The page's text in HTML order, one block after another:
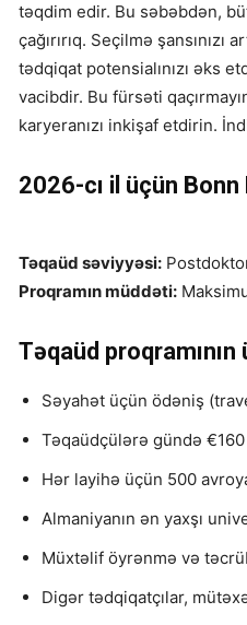
təqdim edir. Bu səbəbdən,
çağırırıq. Seçilmə
tədqiqat potensialınızı əks
vacibdir. Bu fürsəti
karyeranızı inkişaf etdirin.
2026-cı il üçün
Təqaüd səviyyəsi:
Proqramın müddəti:
Təqaüd
Səyahət üçün ödəniş
Təqaüdçülərə gündə
Hər layihə üçün 500
Almaniyanın ən yaxşı
Müxtəlif öyrənmə və
Digər tədqiqatçılar,